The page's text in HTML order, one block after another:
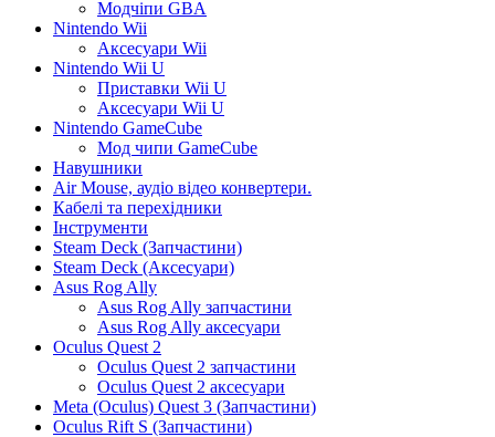
Модчіпи GBA
Nintendo Wii
Аксесуари Wii
Nintendo Wii U
Приставки Wii U
Аксесуари Wii U
Nintendo GameCube
Мод чипи GameCube
Навушники
Air Mouse, аудіо відео конвертери.
Кабелі та перехідники
Інструменти
Steam Deck (Запчастини)
Steam Deck (Аксесуари)
Asus Rog Ally
Asus Rog Ally запчастини
Asus Rog Ally аксесуари
Oculus Quest 2
Oculus Quest 2 запчастини
Oculus Quest 2 аксесуари
Meta (Oculus) Quest 3 (Запчастини)
Oculus Rift S (Запчастини)